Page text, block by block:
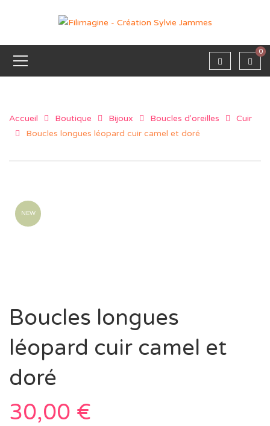
0
Accueil Boutique Bijoux Boucles d'oreilles
Cuir
Boucles longues léopard cuir camel et doré
NEW
Boucles longues
léopard cuir camel et
doré
30,00 €